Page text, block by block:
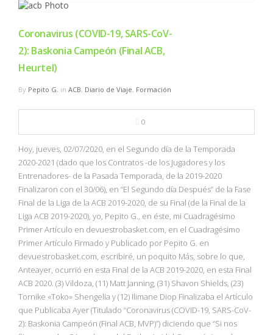
Coronavirus (COVID-19, SARS-CoV-
2): Baskonia Campeón (Final ACB,
Heurtel)
By Pepito G. in ACB, Diario de Viaje, Formación
0
Hoy, jueves, 02/07/2020, en el Segundo día de la Temporada
2020-2021 (dado que los Contratos -de los Jugadores y los
Entrenadores- de la Pasada Temporada, de la 2019-2020
Finalizaron con el 30/06), en “El Segundo día Después” de la Fase
Final de la Liga de la ACB 2019-2020, de su Final (de la Final de la
Liga ACB 2019-2020), yo, Pepito G., en éste, mi Cuadragésimo
Primer Artículo en devuestrobasket.com, en el Cuadragésimo
Primer Artículo Firmado y Publicado por Pepito G. en
devuestrobasket.com, escribiré, un poquito Más, sobre lo que,
Anteayer, ocurrió en esta Final de la ACB 2019-2020, en esta Final
ACB 2020. (3) Vildoza, (11) Matt Janning, (31) Shavon Shields, (23)
Tornike «Toko» Shengelia y (12) Ilimane Diop Finalizaba el Artículo
que Publicaba Ayer (Titulado “Coronavirus (COVID-19, SARS-CoV-
2): Baskonia Campeón (Final ACB, MVP)”) diciendo que “Si nos